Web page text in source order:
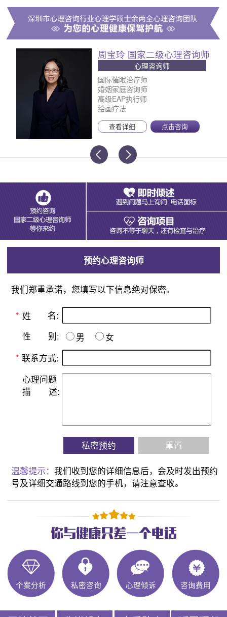
周宝玲 国家二级心理咨询师
心理咨询师
国际催眠治疗师
婚姻家庭咨询师
高级EAP执行师
绘画疗法
查看详细 点击咨询
预约心理咨询师
我们郑重承诺，您填写以下信息绝对保密。
* 姓 名:
性 别: 男
女
* 联系方式:
心理问题
描
述:
私密预约 重置
温馨提示：我们收到您的详细信息后，会及时发出预约
号及详细交通路线到您的手机，请注意查收。
个案分析 私密咨询 心理倾诉 咨询费用